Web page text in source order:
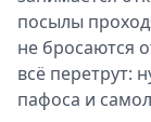
посылы
не бросаются
всё перетрут:
пафоса и